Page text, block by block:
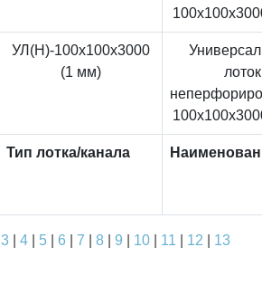
УЛ(Н)-100x100x3000
(1 мм)
лоток
Тип лотка/канала
3| 4| 5| 6 7 8| 9 10| 11 12 13